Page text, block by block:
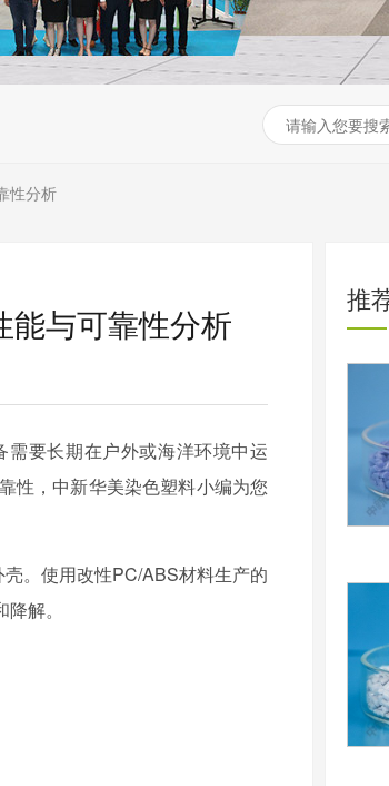
性分析
能与可靠性分析
要长期在户外或海洋环境中运
性，中新华美染色塑料小编为您
。使用改性PC/ABS材料生产的
解。
推